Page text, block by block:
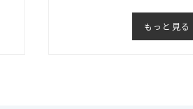
もっと見る